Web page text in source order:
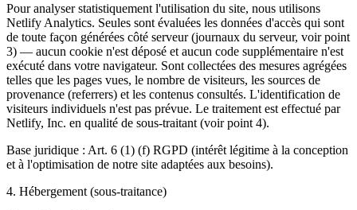
Pour analyser statistiquement l'utilisation du site, nous utilisons
Netlify Analytics. Seules sont évaluées les données d'accès qui sont
de toute façon générées côté serveur (journaux du serveur, voir point
3) — aucun cookie n'est déposé et aucun code supplémentaire n'est
exécuté dans votre navigateur. Sont collectées des mesures agrégées
telles que les pages vues, le nombre de visiteurs, les sources de
provenance (referrers) et les contenus consultés. L'identification de
visiteurs individuels n'est pas prévue. Le traitement est effectué par
Netlify, Inc. en qualité de sous-traitant (voir point 4).
Base juridique : Art. 6 (1) (f) RGPD (intérêt légitime à la conception
et à l'optimisation de notre site adaptées aux besoins).
4. Hébergement (sous-traitance)